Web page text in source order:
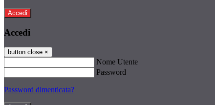
Accedi
Accedi
button close ×
Nome Utente
Password
Password dimenticata?